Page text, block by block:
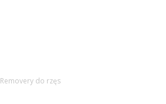
Removery do rzęs